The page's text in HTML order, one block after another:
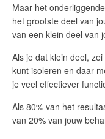
Maar het
het grootste deel van
van een klein deel van
Als je dat klein deel,
kunt isoleren en daar
je veel effectiever
Als 80% van het
van 20% van jouw